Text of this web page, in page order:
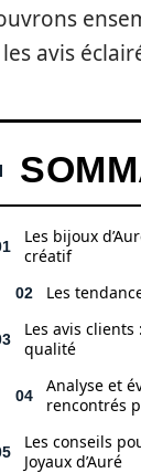
avis
Les bijoux
créatif
Les
Les avis
qualité
Analyse et
rencontrés
Les conseils
Joyaux d’Auré